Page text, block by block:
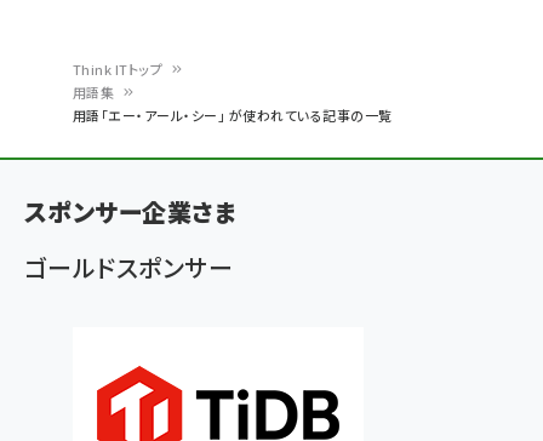
ン
く
ず
Think ITトップ
用語集
用語「エー・アール・シー」 が使われている記事の一覧
スポンサー企業さま
ゴールドスポンサー